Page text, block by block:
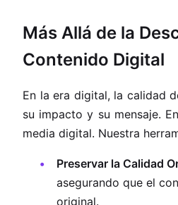
Más Allá de la
Contenido Digital
En la era digital, la calidad
su impacto y su mensaje.
media digital. Nuestra
Preservar la Calidad
asegurando que el
original.